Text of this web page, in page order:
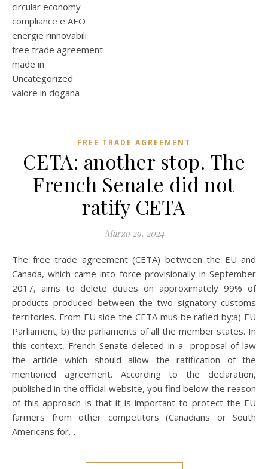
circular economy
compliance e AEO
energie rinnovabili
free trade agreement
made in
Uncategorized
valore in dogana
FREE TRADE AGREEMENT
CETA: another stop. The
French Senate did not
ratify CETA
Marzo 29, 2024
The free trade agreement (CETA) between the EU and
Canada, which came into force provisionally in September
2017, aims to delete duties on approximately 99% of
products produced between the two signatory customs
territories. From EU side the CETA mus be rafied by:a) EU
Parliament; b) the parliaments of all the member states. In
this context, French Senate deleted in a proposal of law
the article which should allow the ratification of the
mentioned agreement. According to the declaration,
published in the official website, you find below the reason
of this approach is that it is important to protect the EU
farmers from other competitors (Canadians or South
Americans for…